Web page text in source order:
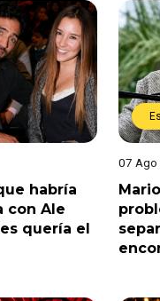
habría
con Ale
quería el
07 Ago